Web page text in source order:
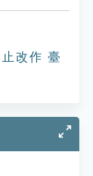
改作 臺